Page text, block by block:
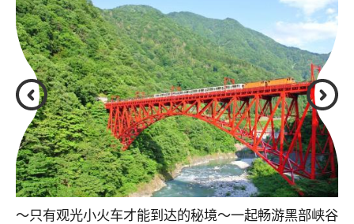
～只有观光小火车才能到达的秘境～一起畅游黑部峡谷